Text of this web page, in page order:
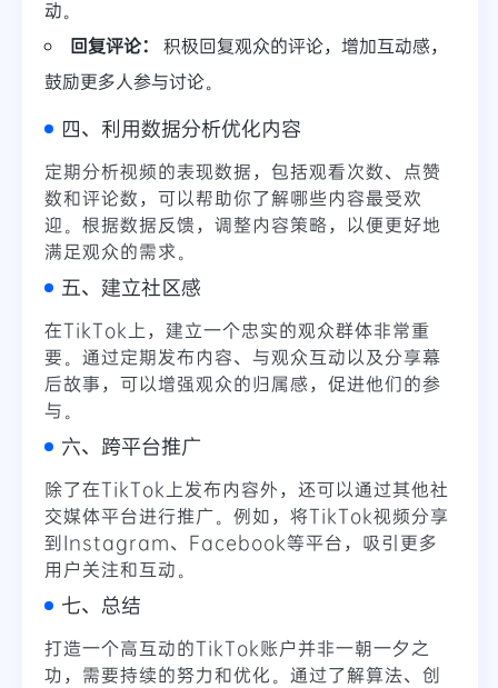
动。
回复评论：
积极回复观众的评论，增加互动感，
鼓励更多人参与讨论。
四、利用数据分析优化内容
定期分析视频的表现数据，包括观看次数、点赞
数和评论数，可以帮助你了解哪些内容最受欢
迎。根据数据反馈，调整内容策略，以便更好地
满足观众的需求。
五、建立社区感
在TikTok上，建立一个忠实的观众群体非常重
要。通过定期发布内容、与观众互动以及分享幕
后故事，可以增强观众的归属感，促进他们的参
与。
六、跨平台推广
除了在TikTok上发布内容外，还可以通过其他社
交媒体平台进行推广。例如，将TikTok视频分享
到Instagram、Facebook等平台，吸引更多
用户关注和互动。
七、总结
打造一个高互动的TikTok账户并非一朝一夕之
功，需要持续的努力和优化。通过了解算法、创